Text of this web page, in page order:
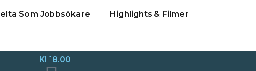
Som Jobbsökare Highlights & Filmer
Kl 18.00